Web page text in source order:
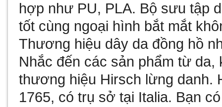
hợp như PU, PLA. Bộ sưu tập
tốt cùng ngoại hình bắt mắt
Thương hiệu dây da đồng hồ
Nhắc đến các sản phẩm từ da,
thương hiệu Hirsch lừng danh.
1765, có trụ sở tại Italia. Bạn